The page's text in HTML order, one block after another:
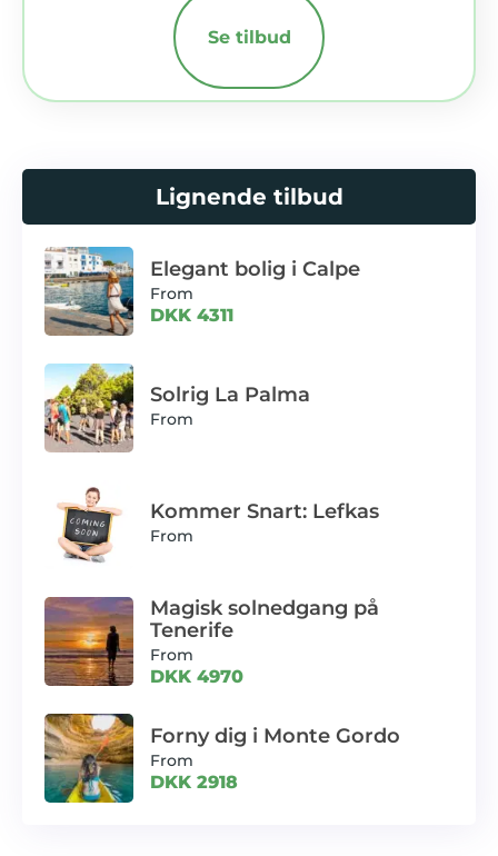
Se tilbud
Lignende tilbud
Elegant bolig i Calpe
From
DKK 4311
Solrig La Palma
From
Kommer Snart: Lefkas
From
Magisk solnedgang på
Tenerife
From
DKK 4970
Forny dig i Monte Gordo
From
DKK 2918